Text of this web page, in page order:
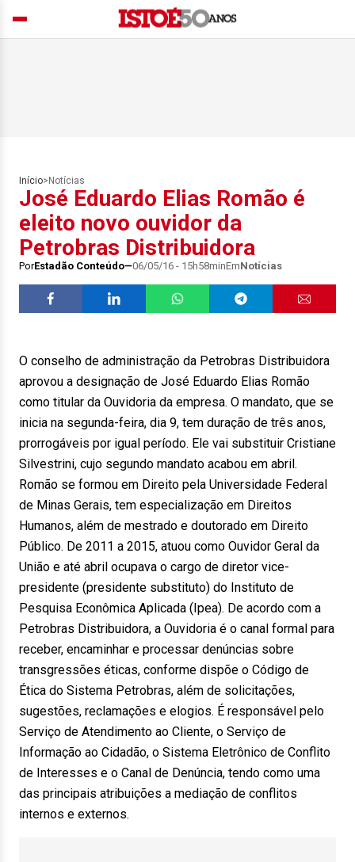
Início> Notícias
José Eduardo Elias Romão é
eleito novo ouvidor da
Petrobras Distribuidora
PorEstadão Conteúdo 06/05/16 - 15h58minEmNotícias
O conselho de administração da Petrobras Distribuidora
aprovou a designação de José Eduardo Elias Romão
como titular da Ouvidoria da empresa. O mandato, que se
inicia na segunda-feira, dia 9, tem duração de três anos,
prorrogáveis por igual período. Ele vai substituir Cristiane
Silvestrini, cujo segundo mandato acabou em abril.
Romão se formou em Direito pela Universidade Federal
de Minas Gerais, tem especialização em Direitos
Humanos, além de mestrado e doutorado em Direito
Público. De 2011 a 2015, atuou como Ouvidor Geral da
União e até abril ocupava o cargo de diretor vice-
presidente (presidente substituto) do Instituto de
Pesquisa Econômica Aplicada (Ipea). De acordo com a
Petrobras Distribuidora, a Ouvidoria é o canal formal para
receber, encaminhar e processar denúncias sobre
transgressões éticas, conforme dispõe o Código de
Ética do Sistema Petrobras, além de solicitações,
sugestões, reclamações e elogios. É responsável pelo
Serviço de Atendimento ao Cliente, o Serviço de
Informação ao Cidadão, o Sistema Eletrônico de Conflito
de Interesses e o Canal de Denúncia, tendo como uma
das principais atribuições a mediação de conflitos
internos e externos.